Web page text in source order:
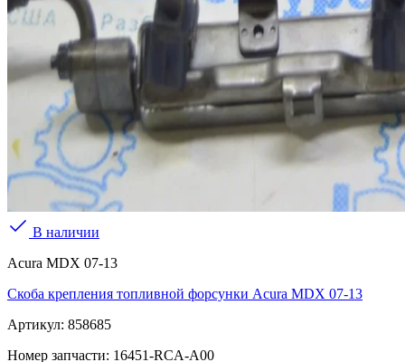
В наличии
Acura MDX 07-13
Скоба крепления топливной форсунки Acura MDX 07-13
Артикул: 858685
Номер запчасти: 16451-RCA-A00